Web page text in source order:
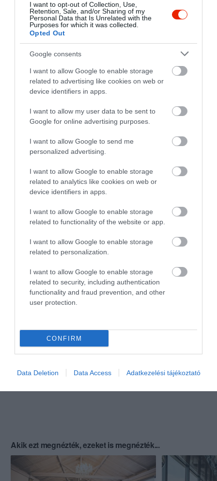
I want to opt-out of Collection, Use,
Retention, Sale, and/or Sharing of my
Personal Data that Is Unrelated with the
Purposes for which it was collected.
Opted Out
Google consents
I want to allow Google to enable storage
related to advertising like cookies on web or
device identifiers in apps.
I want to allow my user data to be sent to
Google for online advertising purposes.
I want to allow Google to send me
personalized advertising.
I want to allow Google to enable storage
related to analytics like cookies on web or
device identifiers in apps.
I want to allow Google to enable storage
related to functionality of the website or app.
I want to allow Google to enable storage
related to personalization.
I want to allow Google to enable storage
related to security, including authentication
functionality and fraud prevention, and other
user protection.
CONFIRM
Data Deletion Data Access Adatkezelési tájékoztató
Probléma jelentése Te vagy a tulajdonos?
Akik ezt megnézték, ezeket is megnézték...